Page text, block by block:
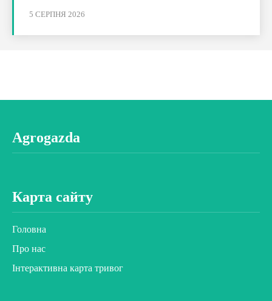
5 СЕРПНЯ 2026
Agrogazda
Карта сайту
Головна
Про нас
Інтерактивна карта тривог